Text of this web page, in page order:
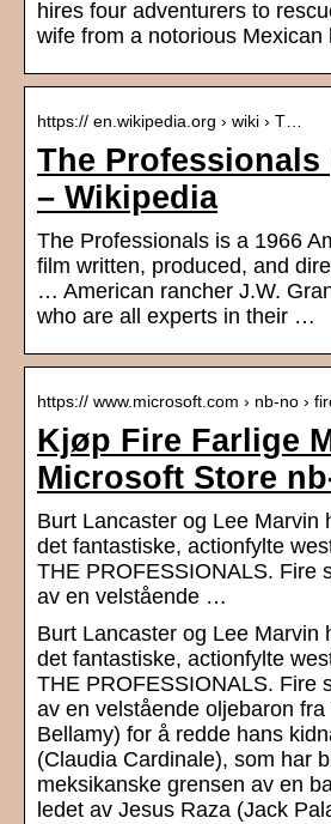
hires four adventurers to
wife from a notorious Mexican
https:// en.wikipedia.org › wiki › T…
The Professionals
– Wikipedia
The Professionals is a 1966
film written, produced, and
… American rancher J.W.
who are all experts in their …
https:// www.microsoft.com › nb-no ›
Kjøp Fire Farlige
Microsoft Store
Burt Lancaster og Lee Marvin
det fantastiske, actionfylte
THE PROFESSIONALS. Fire
av en velstående …
Burt Lancaster og Lee Marvin
det fantastiske, actionfylte
THE PROFESSIONALS. Fire
av en velstående oljebaron fra
Bellamy) for å redde hans
(Claudia Cardinale), som har
meksikanske grensen av en
ledet av Jesus Raza (Jack